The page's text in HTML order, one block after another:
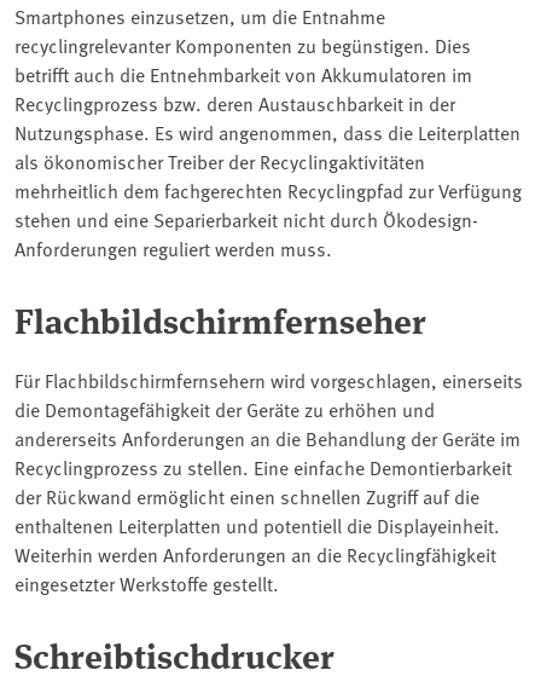
Smartphones einzusetzen, um die Entnahme
recyclingrelevanter Komponenten zu begünstigen. Dies
betrifft auch die Entnehmbarkeit von Akkumulatoren im
Recyclingprozess bzw. deren Austauschbarkeit in der
Nutzungsphase. Es wird angenommen, dass die Leiterplatten
als ökonomischer Treiber der Recyclingaktivitäten
mehrheitlich dem fachgerechten Recyclingpfad zur Verfügung
stehen und eine Separierbarkeit nicht durch Ökodesign-
Anforderungen reguliert werden muss.
Flachbildschirmfernseher
Für Flachbildschirmfernsehern wird vorgeschlagen, einerseits
die Demontagefähigkeit der Geräte zu erhöhen und
andererseits Anforderungen an die Behandlung der Geräte im
Recyclingprozess zu stellen. Eine einfache Demontierbarkeit
der Rückwand ermöglicht einen schnellen Zugriff auf die
enthaltenen Leiterplatten und potentiell die Displayeinheit.
Weiterhin werden Anforderungen an die Recyclingfähigkeit
eingesetzter Werkstoffe gestellt.
Schreibtischdrucker